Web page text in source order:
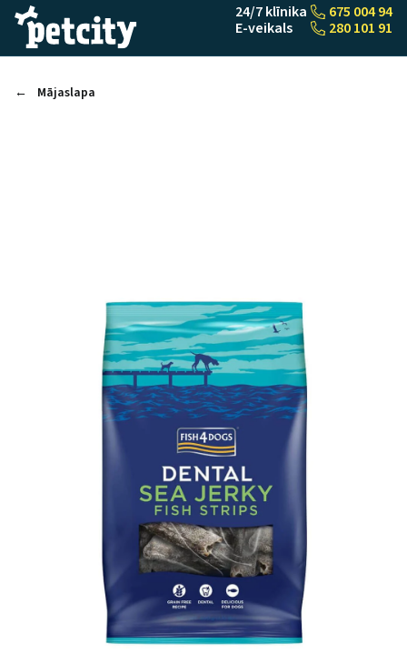
Pāriet uz saturu24/7 klīnika
675 004 94
E-veikals
280 101 91
Mājaslapa